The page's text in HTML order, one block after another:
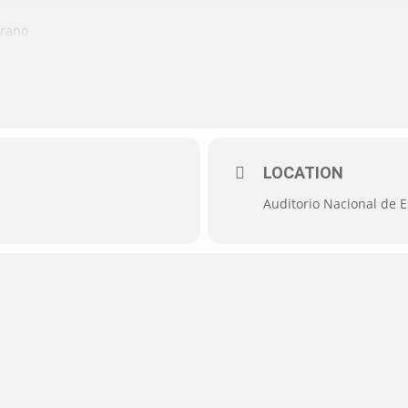
LOCATION
Auditorio Nacional de